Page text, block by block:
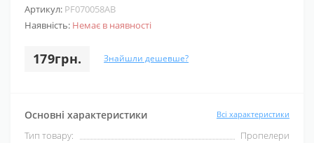
Артикул: PF070058AB
Наявність: Немає в наявності
179грн. Знайшли дешевше?
Основні характеристики Всі характеристики
Тип товару:
Пропелери